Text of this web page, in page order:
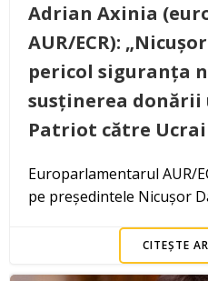
Adrian Axinia
AUR/ECR):
pericol siguranța
susținerea donării
Patriot către
Europarlamentarul AUR/
pe președintele Nicușor
CITEȘTE